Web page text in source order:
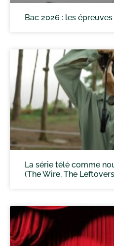
Bac 2026 : les
La série télé comme
(The Wire, The